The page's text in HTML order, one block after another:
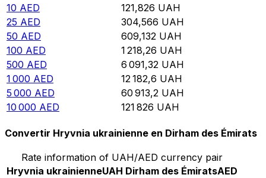
10 AED 121,826 UAH
25 AED 304,566 UAH
50 AED 609,132 UAH
100 AED 1 218,26 UAH
500 AED 6 091,32 UAH
1 000 AED 12 182,6 UAH
5 000 AED 60 913,2 UAH
10 000 AED 121 826 UAH
Convertir Hryvnia ukrainienne en Dirham des Émirats
Rate information of UAH/AED currency pair
Hryvnia ukrainienneUAH Dirham des ÉmiratsAED